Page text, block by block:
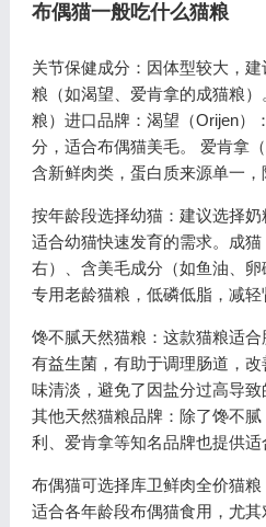
布偶猫一般吃什么猫粮
关节保健成分：因体型较大，
粮（如渴望、爱肯拿的成猫粮
粮）进口品牌：渴望（Orijen）
分，适合布偶猫美毛。 爱肯拿
含新鲜肉类，蛋白质来源单一，
按年龄段选择幼猫：建议选择奶
适合幼猫快速发育的需求。成
右）、含美毛成分（如鱼油、
专用老龄猫粮，低磷低脂，减轻
馋不腻天然猫粮：这款猫粮适
有益生菌，有助于调理肠道，
味清淡，避免了因盐分过高导致
其他天然猫粮品牌：除了馋不
利、爱肯拿等知名品牌也提供适
布偶猫可选择库卫鲜肉全价猫粮
适合各年龄段布偶猫食用，尤